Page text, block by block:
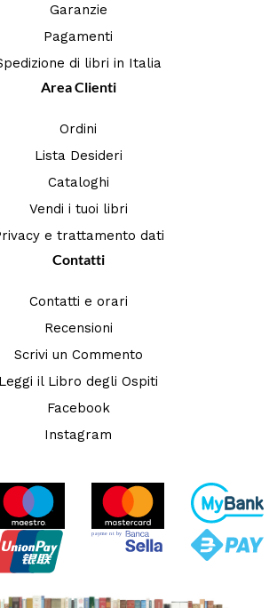
Garanzie
Pagamenti
di libri in Italia
Area Clienti
Ordini
Lista Desideri
Cataloghi
Vendi i tuoi libri
e trattamento dati
Contatti
Contatti e orari
Recensioni
Scrivi un Commento
Leggi il Libro degli Ospiti
Facebook
Instagram